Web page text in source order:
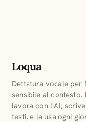
Loqua
Dettatura vocale per
sensibile al contesto.
lavora con l'AI,
testi, e la usa ogni